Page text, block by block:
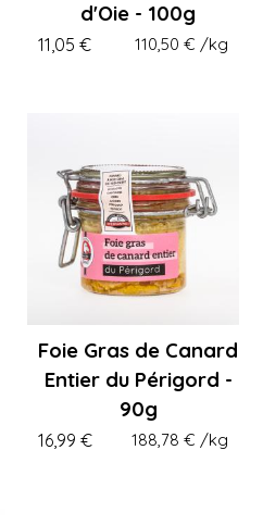
d'Oie - 100g
11,05 € 110,50 € /kg
Foie Gras de Canard
Entier du Périgord -
90g
16,99 € 188,78 € /kg